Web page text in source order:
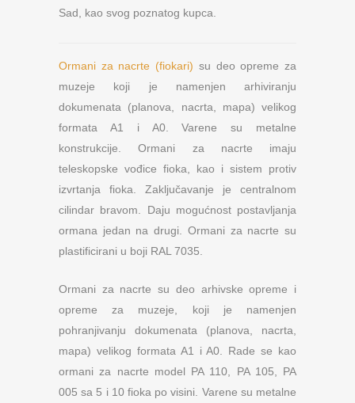
Sad, kao svog poznatog kupca.
Ormani za nacrte (fiokari) su deo opreme za
muzeje koji je namenjen arhiviranju
dokumenata (planova, nacrta, mapa) velikog
formata A1 i A0. Varene su metalne
konstrukcije. Ormani za nacrte imaju
teleskopske vođice fioka, kao i sistem protiv
izvrtanja fioka. Zaključavanje je centralnom
cilindar bravom. Daju mogućnost postavljanja
ormana jedan na drugi. Ormani za nacrte su
plastificirani u boji RAL 7035.
Ormani za nacrte su deo arhivske opreme i
opreme za muzeje, koji je namenjen
pohranjivanju dokumenata (planova, nacrta,
mapa) velikog formata A1 i A0. Rade se kao
ormani za nacrte model PA 110, PA 105, PA
005 sa 5 i 10 fioka po visini. Varene su metalne